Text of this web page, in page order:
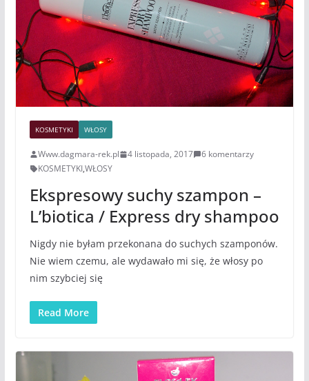
KOSMETYKI WŁOSY
Www.dagmara-rek.pl 4 listopada, 2017
6 komentarzy
KOSMETYKI,WŁOSY
Ekspresowy suchy szampon –
L’biotica / Express dry shampoo
Nigdy nie byłam przekonana do suchych szamponów.
Nie wiem czemu, ale wydawało mi się, że włosy po
nim szybciej się
Read More